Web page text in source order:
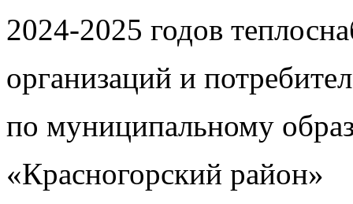
2024-2025 годов
организаций и
по муниципальному
«Красногорский район»